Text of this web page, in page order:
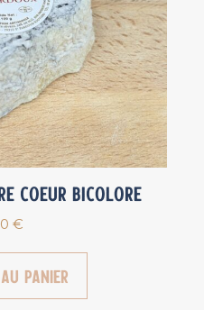
Coeur bicolore
€
panier